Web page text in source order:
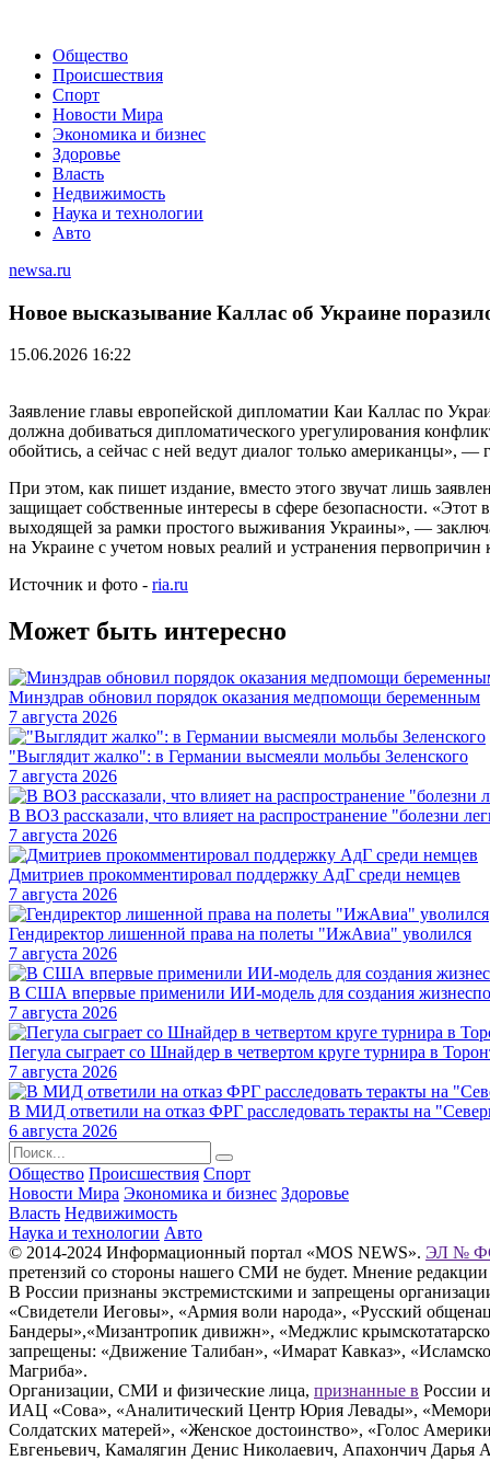
Общество
Происшествия
Спорт
Новости Мира
Экономика и бизнес
Здоровье
Власть
Недвижимость
Наука и технологии
Авто
newsa.ru
Новое высказывание Каллас об Украине
15.06.2026 16:22
Заявление главы европейской дипломатии Каи Каллас по
должна добиваться дипломатического урегулирования
обойтись, а сейчас с ней ведут диалог только американцы», —
При этом, как пишет издание, вместо этого звучат лишь
защищает собственные интересы в сфере безопасности.
выходящей за рамки простого выживания Украины», —
на Украине с учетом новых реалий и устранения первопричин
Источник и фото - ria.ru
Может быть интересно
Минздрав обновил порядок оказания медпомощи беременным
7 августа 2026
"Выглядит жалко": в Германии высмеяли мольбы Зеленского
7 августа 2026
В ВОЗ рассказали, что влияет на распространение "болезни
7 августа 2026
Дмитриев прокомментировал поддержку АдГ среди немцев
7 августа 2026
Гендиректор лишенной права на полеты "ИжАвиа" уволился
7 августа 2026
В США впервые применили ИИ-модель для создания
7 августа 2026
Пегула сыграет со Шнайдер в четвертом круге турнира в
7 августа 2026
В МИД ответили на отказ ФРГ расследовать теракты на
6 августа 2026
Общество Происшествия Спорт
Новости Мира Экономика и бизнес Здоровье
Власть Недвижимость
Наука и технологии Авто
© 2014-2024 Информационный портал «MOS NEWS». ЭЛ №
претензий со стороны нашего СМИ не будет. Мнение
В России признаны экстремистскими и запрещены
«Свидетели Иеговы», «Армия воли народа», «Русский
Бандеры»,«Мизантропик дивижн», «Меджлис
запрещены: «Движение Талибан», «Имарат Кавказ»,
Магриба».
Организации, СМИ и физические лица, признанные в России
ИАЦ «Сова», «Аналитический Центр Юрия Левады»,
Солдатских матерей», «Женское достоинство», «Голос
Евгеньевич, Камалягин Денис Николаевич, Апахончич Дарья